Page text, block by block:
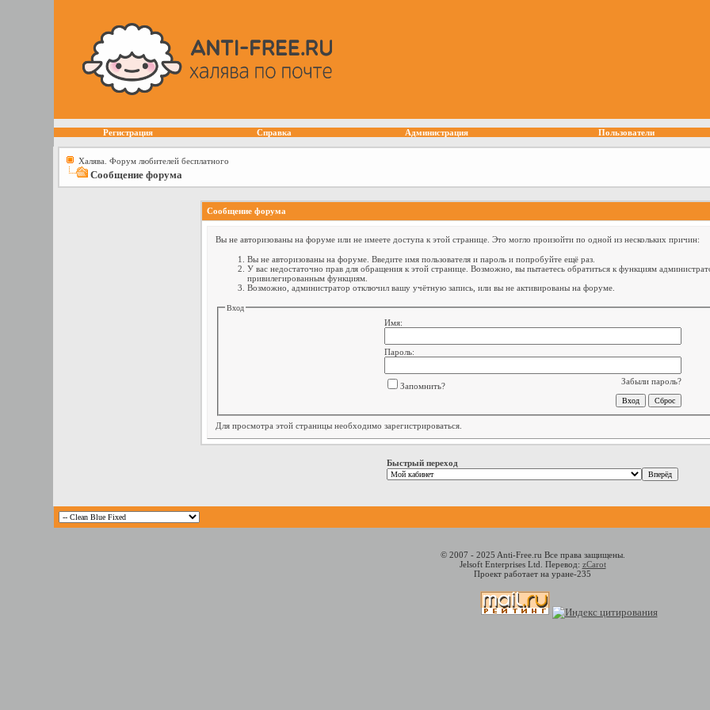
Регистрация Справка Администрация Пользователи
Халява. Форум любителей бесплатного
Сообщение форума
Сообщение форума
Вы не авторизованы на форуме или не имеете доступа к этой странице. Это могло произойти по одной из нескольких причин:
Вы не авторизованы на форуме. Введите имя пользователя и пароль и попробуйте ещё раз.
У вас недостаточно прав для обращения к этой странице. Возможно, вы пытаетесь обратиться к функциям
привилегированным функциям.
Возможно, администратор отключил вашу учётную запись, или вы не активированы на форуме.
Вход
Имя:
Пароль:
Забыли пароль?
Запомнить?
Для просмотра этой страницы необходимо зарегистрироваться.
Быстрый переход
© 2007 - 2025 Anti-Free.ru Все права защищены.
Jelsoft Enterprises Ltd. Перевод: zCarot
Проект работает на уране-235